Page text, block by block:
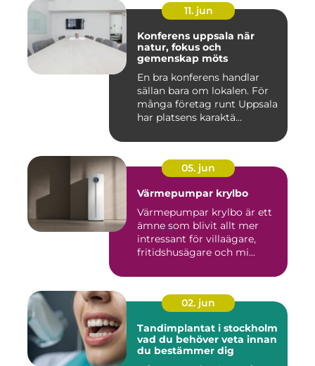
11. jun
Konferens uppsala när
natur, fokus och
gemenskap möts
En bra konferens handlar
sällan bara om lokalen. För
många företag runt Uppsala
har platsens karaktä...
05. jun
Värmepumpar krylbo
Värmepumpar krylbo är ett
ämne som blivit allt mer
intressant för villaägare,
fritidshusägare och mi...
02. jun
Tandimplantat i stockholm
vad du behöver veta innan
du bestämmer dig